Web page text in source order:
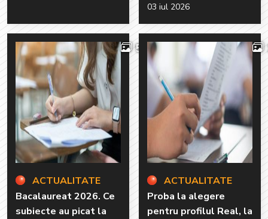
03 iul 2026
5
ACTUALITATE
Bacalaureat 2026. Ce
subiecte au picat la
ACTUALITATE
Proba la alegere
pentru profilul Real, la